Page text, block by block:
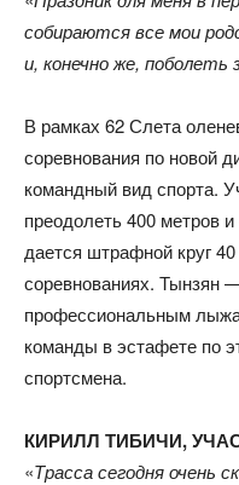
собираются все мои
и, конечно же, поболеть
В рамках 62 Слета
соревнования по новой
командный вид спорта.
преодолеть 400 метров
дается штрафной круг
соревнованиях. Тынзян
профессиональным
команды в эстафете по
спортсмена.
КИРИЛЛ ТИБИЧИ,
«Трасса сегодня очень